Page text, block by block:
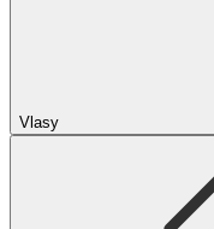
Vlasy